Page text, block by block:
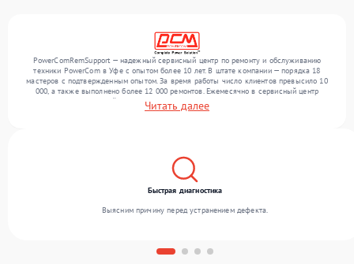
PowerComRemSupport — надежный сервисный центр по ремонту и обслуживанию
техники PowerCom в Уфе с опытом более 10 лет. В штате компании — порядка 18
мастеров с подтвержденным опытом. За время работы число клиентов превысило 10
000, а также выполнено более 12 000 ремонтов. Ежемесячно в сервисный центр
поступает от 300 устройств, включая , , . Мы выполняем ремонт различного уровня
сложности и гарантируем высокое качество обслуживания благодаря использованию
Читать далее
Быстрая диагностика
Выясним причину перед устранением дефекта.